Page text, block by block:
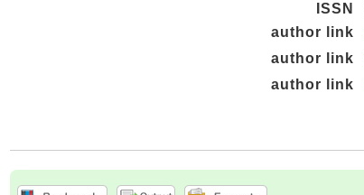
ISSN
author link
author link
author link